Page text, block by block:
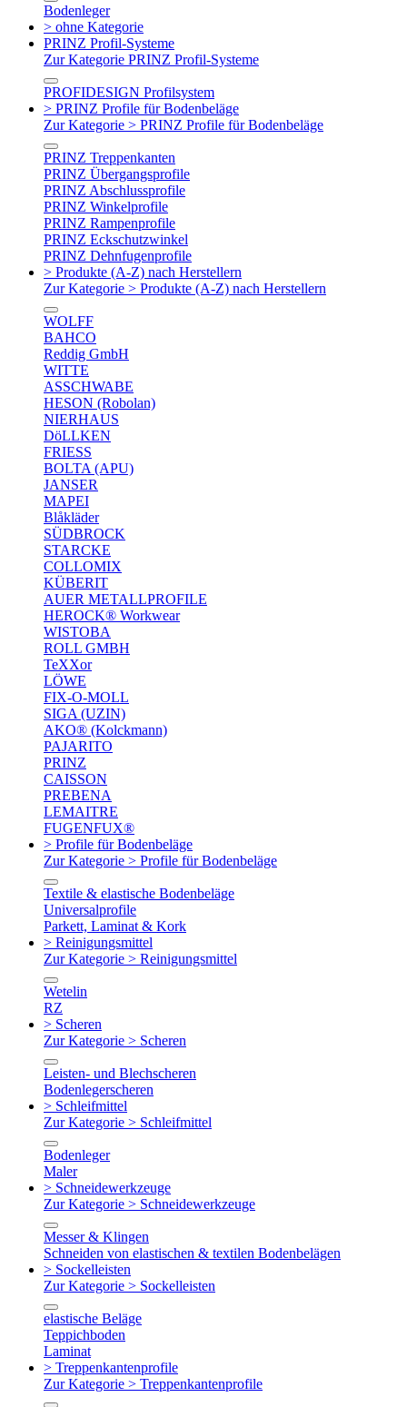
Bodenleger
> ohne Kategorie
PRINZ Profil-Systeme
Zur Kategorie PRINZ Profil-Systeme
PROFIDESIGN Profilsystem
> PRINZ Profile für Bodenbeläge
Zur Kategorie > PRINZ Profile für Bodenbeläge
PRINZ Treppenkanten
PRINZ Übergangsprofile
PRINZ Abschlussprofile
PRINZ Winkelprofile
PRINZ Rampenprofile
PRINZ Eckschutzwinkel
PRINZ Dehnfugenprofile
> Produkte (A-Z) nach Herstellern
Zur Kategorie > Produkte (A-Z) nach Herstellern
WOLFF
BAHCO
Reddig GmbH
WITTE
ASSCHWABE
HESON (Robolan)
NIERHAUS
DöLLKEN
FRIESS
BOLTA (APU)
JANSER
MAPEI
Blåkläder
SÜDBROCK
STARCKE
COLLOMIX
KÜBERIT
AUER METALLPROFILE
HEROCK® Workwear
WISTOBA
ROLL GMBH
TeXXor
LÖWE
FIX-O-MOLL
SIGA (UZIN)
AKO® (Kolckmann)
PAJARITO
PRINZ
CAISSON
PREBENA
LEMAITRE
FUGENFUX®
> Profile für Bodenbeläge
Zur Kategorie > Profile für Bodenbeläge
Textile & elastische Bodenbeläge
Universalprofile
Parkett, Laminat & Kork
> Reinigungsmittel
Zur Kategorie > Reinigungsmittel
Wetelin
RZ
> Scheren
Zur Kategorie > Scheren
Leisten- und Blechscheren
Bodenlegerscheren
> Schleifmittel
Zur Kategorie > Schleifmittel
Bodenleger
Maler
> Schneidewerkzeuge
Zur Kategorie > Schneidewerkzeuge
Messer & Klingen
Schneiden von elastischen & textilen Bodenbelägen
> Sockelleisten
Zur Kategorie > Sockelleisten
elastische Beläge
Teppichboden
Laminat
> Treppenkantenprofile
Zur Kategorie > Treppenkantenprofile